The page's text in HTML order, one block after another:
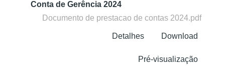
Conta de Gerência 2024
Documento de prestacao de contas 2024.pdf
Download
Detalhes
Pré-visualização